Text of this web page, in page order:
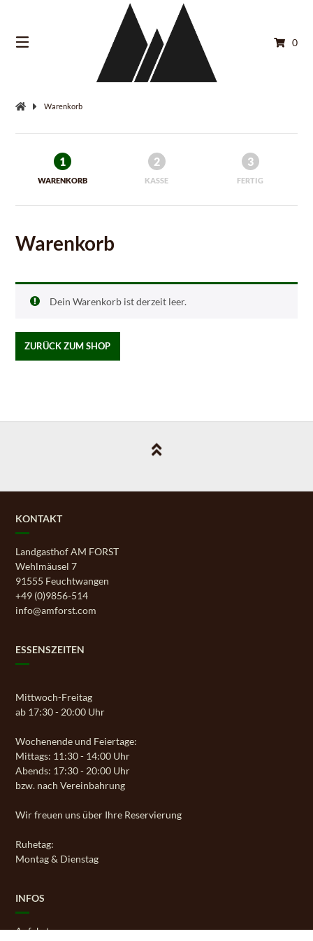
Inhalt
0
Warenkorb
1
WARENKORB
2
KASSE
3
FERTIG
Warenkorb
Dein Warenkorb ist derzeit leer.
ZURÜCK ZUM SHOP
KONTAKT
Landgasthof AM FORST
Wehlmäusel 7
91555 Feuchtwangen
+49 (0)9856-514
info@amforst.com
ESSENSZEITEN
Mittwoch-Freitag
ab 17:30 - 20:00 Uhr
Wochenende und Feiertage:
Mittags: 11:30 - 14:00 Uhr
Abends: 17:30 - 20:00 Uhr
bzw. nach Vereinbahrung
Wir freuen uns über Ihre Reservierung
Ruhetag:
Montag & Dienstag
INFOS
Anfahrt